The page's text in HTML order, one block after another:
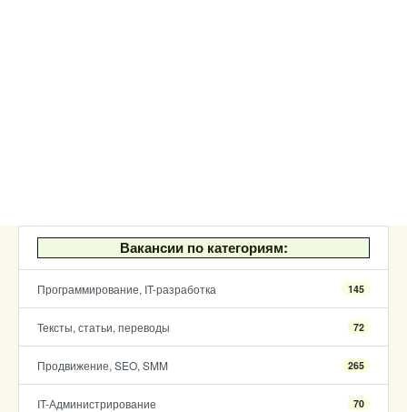
Вакансии по категориям:
Программирование, IT-разработка 145
Тексты, статьи, переводы 72
Продвижение, SEO, SMM 265
IT-Администрирование 70